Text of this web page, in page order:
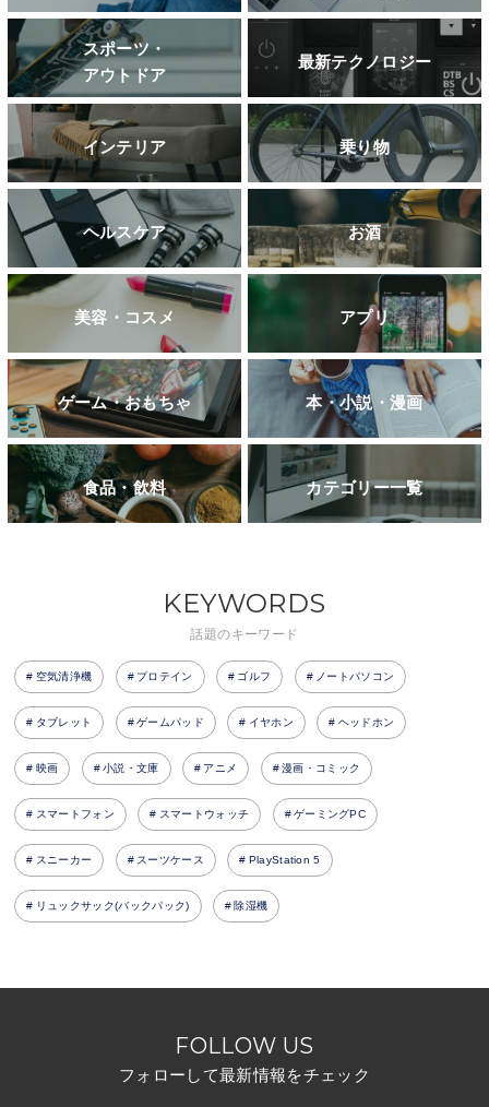
スポーツ・
アウトドア
最新テクノロジー
インテリア 乗り物
ヘルスケア お酒
美容・コスメ アプリ
ゲーム・おもちゃ 本・小説・漫画
食品・飲料 カテゴリー一覧
KEYWORDS
話題のキーワード
空気清浄機 プロテイン ゴルフ ノートパソコン
タブレット ゲームパッド イヤホン ヘッドホン
映画 小説・文庫 アニメ 漫画・コミック
スマートフォン スマートウォッチ ゲーミングPC
スニーカー スーツケース PlayStation 5
リュックサック(バックパック) 除湿機
FOLLOW US
フォローして最新情報をチェック